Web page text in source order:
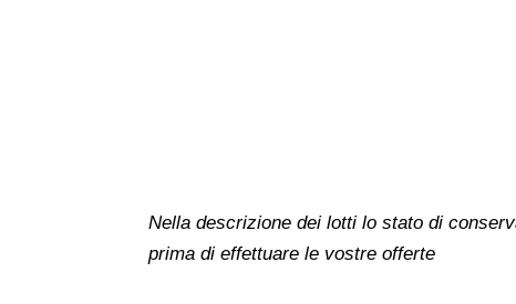
Nella descrizione dei lotti lo stato di
prima di effettuare le vostre offerte